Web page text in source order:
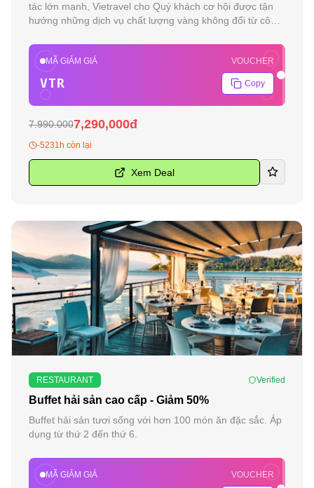
tác lớn mạnh, Vietravel cho Quý khách cơ hội được tận
hưởng những dịch vụ chất lượng vàng không đổi từ công
MÃ GIẢM GIÁ VOUCHER
VTR Copy
7.990.0007,290,000đ
-5231h còn lại
Xem Deal
%
RESTAURANT
Verified
Buffet hải sản cao cấp - Giảm 50%
Buffet hải sản tươi sống với hơn 100 món ăn đặc sắc. Áp
dụng từ thứ 2 đến thứ 6.
MÃ GIẢM GIÁ VOUCHER